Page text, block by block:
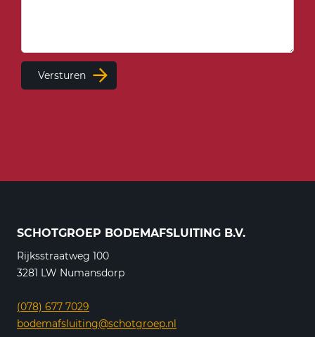
Versturen
SCHOTGROEP BODEMAFSLUITING B.V.
Rijksstraatweg 100
3281 LW Numansdorp
(078) 677 7029
bodemafsluiting@schotgroep.nl